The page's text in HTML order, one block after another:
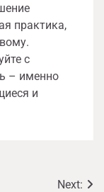
практика,
с
– именно
и
Next: